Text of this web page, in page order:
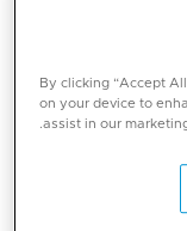
By clicking “Accept
on your device to
assist in our